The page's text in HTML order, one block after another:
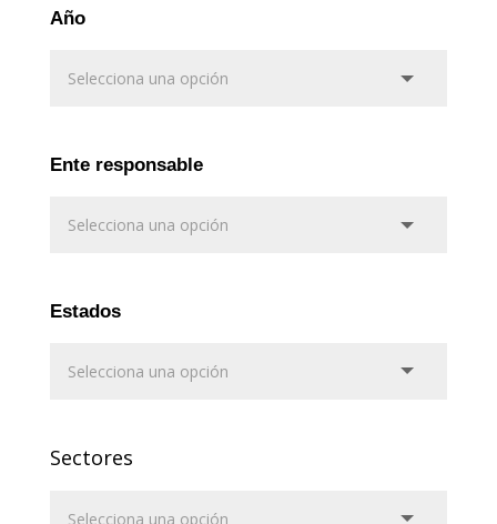
Año
Ente responsable
Estados
Sectores